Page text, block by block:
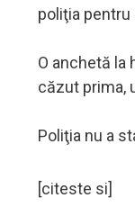
poliţia pentru
O anchetă la
căzut prima,
Poliţia nu a
[citeste si]